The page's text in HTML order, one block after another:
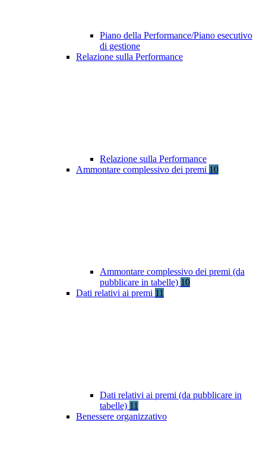
Piano della Performance/Piano esecutivo
di gestione
Relazione sulla Performance
Relazione sulla Performance
Ammontare complessivo dei premi 10
Ammontare complessivo dei premi (da
pubblicare in tabelle) 10
Dati relativi ai premi 11
Dati relativi ai premi (da pubblicare in
tabelle) 11
Benessere organizzativo